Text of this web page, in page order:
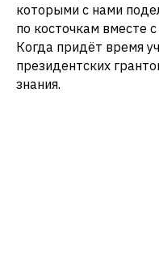
которыми с нами
по косточкам вместе
Когда придёт время
президентских
знания.